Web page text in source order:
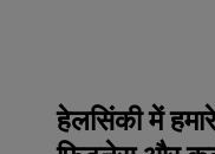
हेलसिंकी में